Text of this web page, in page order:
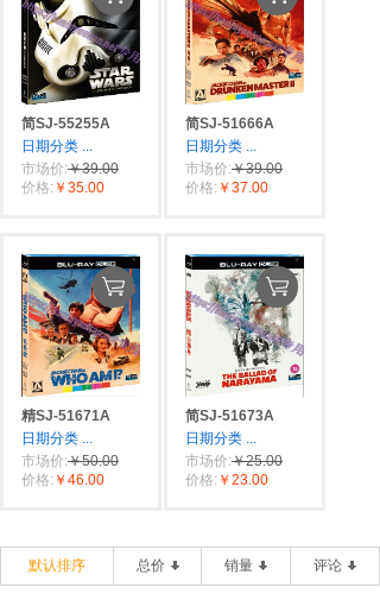
简SJ-55255A
日期分类 ...
市场价:￥39.00
价格: ￥35.00
简SJ-51666A
日期分类 ...
市场价:￥39.00
价格: ￥37.00
精SJ-51671A
日期分类 ...
市场价:￥50.00
价格: ￥46.00
简SJ-51673A
日期分类 ...
市场价:￥25.00
价格: ￥23.00
默认排序 总价 销量 评论